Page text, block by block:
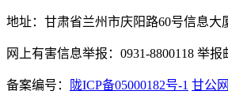
地址：甘肃省兰州市庆阳路60号信息大
网上有害信息举报：0931-8800118 举报
备案编号： 陇ICP备05000182号-1 甘公